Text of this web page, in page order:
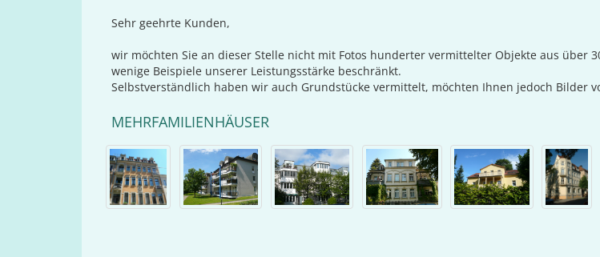
Sehr geehrte Kunden,
wir möchten Sie an dieser Stelle nicht mit Fotos hunderter vermittelter Objekte aus über
wenige Beispiele unserer Leistungsstärke beschränkt.
Selbstverständlich haben wir auch Grundstücke vermittelt, möchten Ihnen jedoch Bilder
MEHRFAMILIENHÄUSER